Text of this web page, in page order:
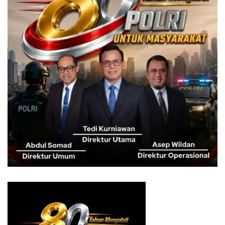
diterapkan di kehidupan sehari-hari,” katanya. (be-007)
Tags: Bogor digital Kota Bogor literasi news
pemkot bogor terkini update